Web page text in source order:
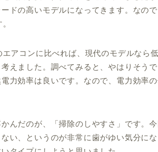
ドの高いモデルになってきます。なの
アコンに比べれば、現代のモデルなら
えました。調べてみると、やはりそう
力効率は良いです。なので、電力効率
んだのが、「掃除のしやすさ」です。
い、というのが非常に歯がゆい気分に